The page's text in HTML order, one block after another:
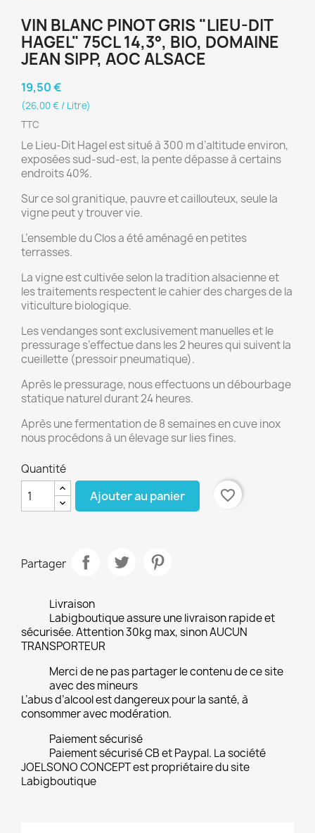
VIN BLANC PINOT GRIS "LIEU-DIT
HAGEL" 75CL 14,3°, BIO, DOMAINE
JEAN SIPP, AOC ALSACE
19,50 €
(26,00 € / Litre)
TTC
Le Lieu-Dit Hagel est situé à 300 m d’altitude environ,
exposées sud-sud-est, la pente dépasse à certains
endroits 40%.
Sur ce sol granitique, pauvre et caillouteux, seule la
vigne peut y trouver vie.
L’ensemble du Clos a été aménagé en petites
terrasses.
La vigne est cultivée selon la tradition alsacienne et
les traitements respectent le cahier des charges de la
viticulture biologique.
Les vendanges sont exclusivement manuelles et le
pressurage s’effectue dans les 2 heures qui suivent la
cueillette (pressoir pneumatique).
Après le pressurage, nous effectuons un débourbage
statique naturel durant 24 heures.
Après une fermentation de 8 semaines en cuve inox
nous procédons à un élevage sur lies fines.
Quantité
Ajouter au panier favorite_border
Partager
Livraison
Labigboutique assure une livraison rapide et
sécurisée. Attention 30kg max, sinon AUCUN
TRANSPORTEUR
Merci de ne pas partager le contenu de ce site
avec des mineurs
L’abus d’alcool est dangereux pour la santé, à
consommer avec modération.
Paiement sécurisé
Paiement sécurisé CB et Paypal. La société
JOELSONO CONCEPT est propriétaire du site
Labigboutique